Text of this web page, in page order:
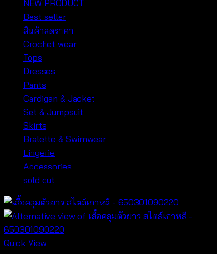
NEW PRODUCT
Best seller
สินค้าลดราคา
Crochet wear
Tops
Dresses
Pants
Cardigan & Jacket
Set & Jumpsuit
Skirts
Bralette & Swimwear
Lingerie
Accessories
sold out
Quick View